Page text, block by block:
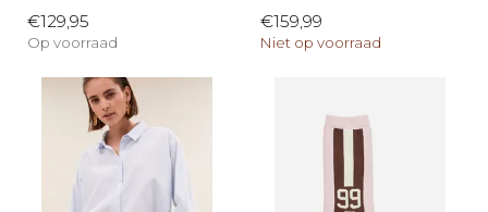
€129,95
Op voorraad
€159,99
Niet op voorraad